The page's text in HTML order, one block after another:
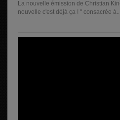
La nouvelle émission de Christian
nouvelle c'est déjà ça ! " consacrée à...